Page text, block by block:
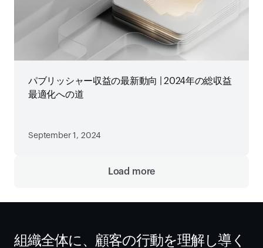
パブリッシャー収益の最新動向 | 2024年の総収益
最適化への道
September 1, 2024
Load more
組織全体に、顧客の行動を理解し導く